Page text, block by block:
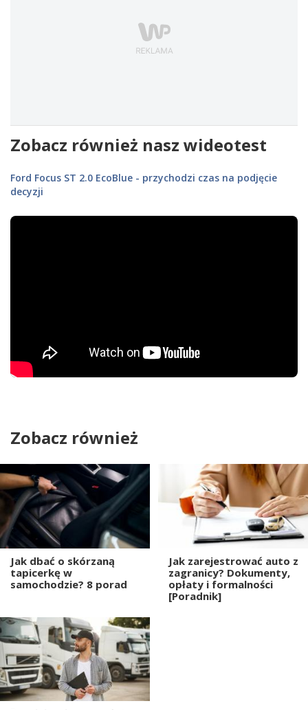
Zobacz również nasz wideotest
Ford Focus ST 2.0 EcoBlue - przychodzi czas na podjęcie
decyzji
Zobacz również
Jak dbać o skórzaną
tapicerkę w
samochodzie? 8 porad
Jak zarejestrować auto z
zagranicy? Dokumenty,
opłaty i formalności
[Poradnik]